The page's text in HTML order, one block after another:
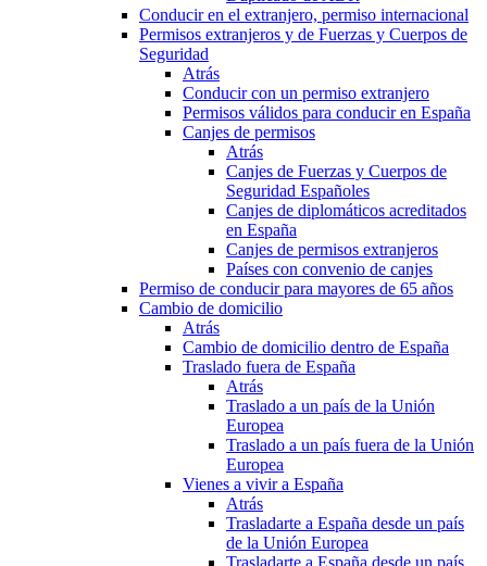
Conducir en el extranjero, permiso internacional
Permisos extranjeros y de Fuerzas y Cuerpos de
Seguridad
Atrás
Conducir con un permiso extranjero
Permisos válidos para conducir en España
Canjes de permisos
Atrás
Canjes de Fuerzas y Cuerpos de
Seguridad Españoles
Canjes de diplomáticos acreditados
en España
Canjes de permisos extranjeros
Países con convenio de canjes
Permiso de conducir para mayores de 65 años
Cambio de domicilio
Atrás
Cambio de domicilio dentro de España
Traslado fuera de España
Atrás
Traslado a un país de la Unión
Europea
Traslado a un país fuera de la Unión
Europea
Vienes a vivir a España
Atrás
Trasladarte a España desde un país
de la Unión Europea